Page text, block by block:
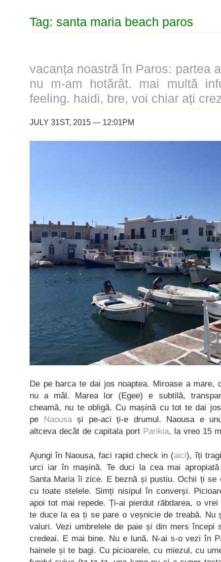
Tag: santa maria beach paros
vacanța noastră în Paros: partea
nu m-am hotărât. mai multă
feeling. haidi, bre, voi chiar ați
JULY 31ST, 2015 — 12:01PM
De pe barca te dai jos noaptea. Miroase a mare,
nu a mâl. Marea lor (Egee) e subtilă,
cheamă, nu te obligă. Cu mașină cu tot te dai
pe Naousași pe-aci ți-e drumul. Naousa e
altceva decât de capitala port Parikia, la vreo 15
Ajungi în Naousa, faci rapid check in (aici), îți
urci iar în mașină. Te duci la cea mai
Santa Maria îi zice. E beznă și pustiu. Ochii ți se
cu toate stelele. Simți nisipul în converși.
apoi tot mai repede. Ți-ai pierdut răbdarea, o
te duce la ea ți se pare o veșnicie de treabă. Nu
valuri. Vezi umbrelele de paie și din mers
credeai. E mai bine. Nu e lună. N-ai s-o vezi în
hainele și te bagi. Cu picioarele, cu miezul, cu